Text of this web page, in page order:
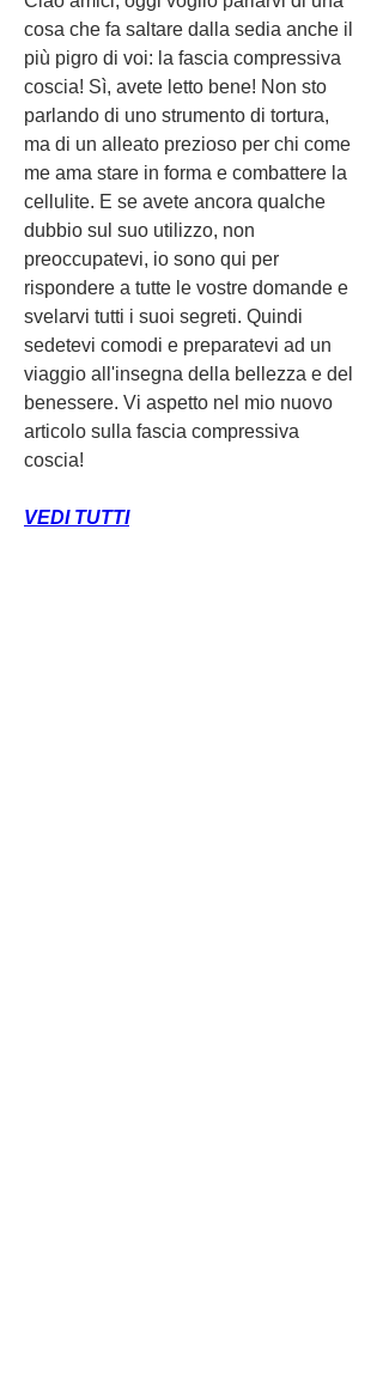
cosa che fa saltare dalla sedia anche il
più pigro di voi: la fascia compressiva
coscia! Sì, avete letto bene! Non sto
parlando di uno strumento di tortura,
ma di un alleato prezioso per chi come
me ama stare in forma e combattere la
cellulite. E se avete ancora qualche
dubbio sul suo utilizzo, non
preoccupatevi, io sono qui per
rispondere a tutte le vostre domande e
svelarvi tutti i suoi segreti. Quindi
sedetevi comodi e preparatevi ad un
viaggio all'insegna della bellezza e del
benessere. Vi aspetto nel mio nuovo
articolo sulla fascia compressiva
coscia!
VEDI TUTTI